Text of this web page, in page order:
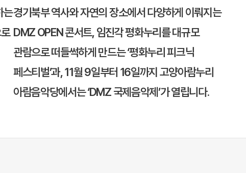
는경기북부 역사와 자연의 장소에서 다양하게 이뤄지는
DMZ OPEN 콘서트,임진각 평화누리를 대규모
관람으로 떠들썩하게 만드는 ‘평화누리 피크닉
페스티벌’과, 11월 9일부터 16일까지 고양아람누리
아람음악당에서는 ‘DMZ 국제음악제’가 열립니다.